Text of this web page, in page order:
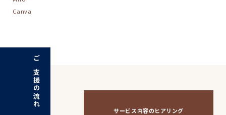
Canva
ご支援の流れ
サービス内容のヒアリング